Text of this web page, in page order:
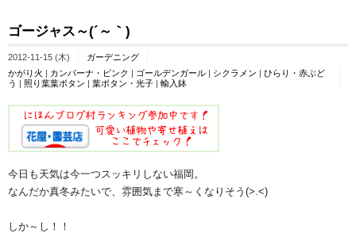
ゴージャス～(´～｀)
2012-11-15 (木)
ガーデニング
かがり火 | カンパーナ・ピンク | ゴールデンガール | シクラメン | ひらり・赤ぶど
う | 照り葉葉ボタン | 葉ボタン・光子 | 輸入鉢
今日も天気は今一つスッキリしない福岡。
なんだか真冬みたいで、雰囲気まで寒～くなりそう(>.<)
しか～し！！